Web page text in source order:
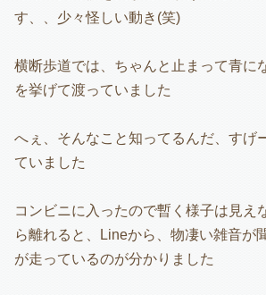
す、、少々怪しい動き(笑)
横断歩道では、ちゃんと止まって青に
を挙げて渡っていました
へぇ、そんなこと知ってるんだ、すげ
ていました
コンビニに入ったので暫く様子は見え
ら離れると、Lineから、物凄い雑音が
が走っているのが分かりました